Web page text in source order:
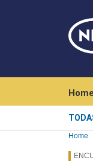
Home
Home